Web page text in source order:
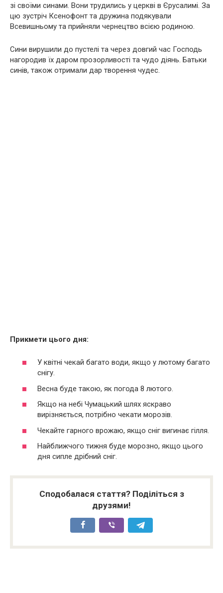
зі своїми синами. Вони трудились у церкві в Єрусалимі. За
цю зустріч Ксенофонт та дружина подякували
Всевишньому та прийняли чернецтво всією родиною.
Сини вирушили до пустелі та через довгий час Господь
нагородив їх даром прозорливості та чудо діянь. Батьки
синів, також отримали дар творення чудес.
Прикмети цього дня:
У квітні чекай багато води, якщо у лютому багато
снігу.
Весна буде такою, як погода 8 лютого.
Якщо на небі Чумацький шлях яскраво
вирізняється, потрібно чекати морозів.
Чекайте гарного врожаю, якщо сніг вигинає гілля.
Найближчого тижня буде морозно, якщо цього
дня сипле дрібний сніг.
Сподобалася стаття? Поділіться з
друзями!